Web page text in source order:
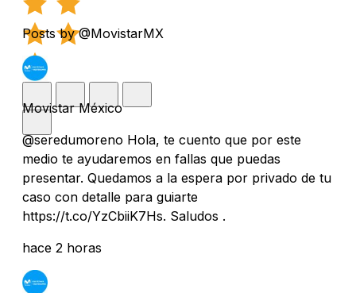
Posts by @MovistarMX
Movistar México
@seredumoreno Hola, te cuento que por este
medio te ayudaremos en fallas que puedas
presentar. Quedamos a la espera por privado de tu
caso con detalle para guiarte
https://t.co/YzCbiiK7Hs. Saludos .
hace 2 horas